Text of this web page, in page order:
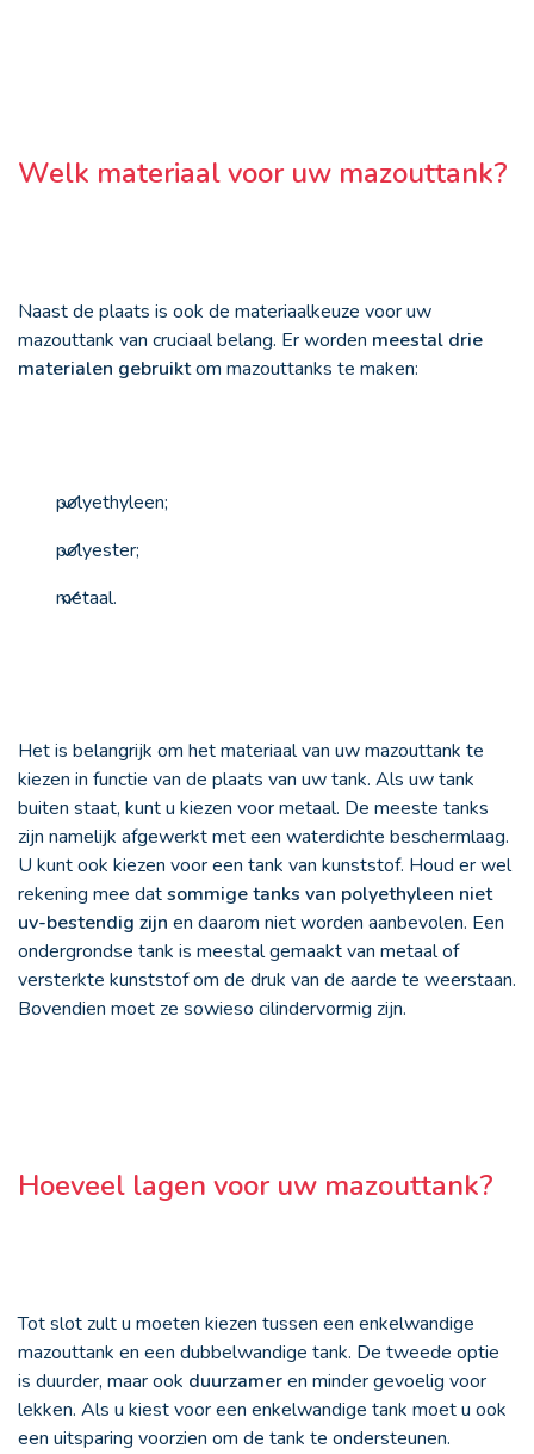
Welk materiaal voor uw mazouttank?
Naast de plaats is ook de materiaalkeuze voor uw
mazouttank van cruciaal belang. Er worden meestal drie
materialen gebruiktom mazouttanks te maken:
polyethyleen;
polyester;
metaal.
Het is belangrijk om het materiaal van uw mazouttank te
kiezen in functie van de plaats van uw tank. Als uw tank
buiten staat, kunt u kiezen voor metaal. De meeste tanks
zijn namelijk afgewerkt met een waterdichte beschermlaag.
U kunt ook kiezen voor een tank van kunststof. Houd er wel
rekening mee datsommige tanks van polyethyleen niet
uv-bestendig zijn en daarom niet worden aanbevolen. Een
ondergrondse tank is meestal gemaakt van metaal of
versterkte kunststof om de druk van de aarde te weerstaan.
Bovendien moet ze sowieso cilindervormig zijn.
Hoeveel lagen voor uw mazouttank?
Tot slot zult u moeten kiezen tussen een enkelwandige
mazouttank en een dubbelwandige tank. De tweede optie
is duurder, maar ook duurzameren minder gevoelig voor
lekken. Als u kiest voor een enkelwandige tank moet u ook
een uitsparing voorzien om de tank te ondersteunen.